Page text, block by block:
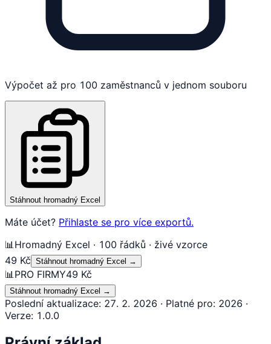
Výpočet až pro 100 zaměstnanců v jednom souboru
Stáhnout hromadný Excel
Máte účet? Přihlaste se pro více exportů.
📊 Hromadný Excel · 100 řádků · živé vzorce
49 Kč Stáhnout hromadný Excel →
📊 PRO FIRMY49 Kč
Stáhnout hromadný Excel →
Poslední aktualizace: 27. 2. 2026 · Platné pro: 2026 ·
Verze: 1.0.0